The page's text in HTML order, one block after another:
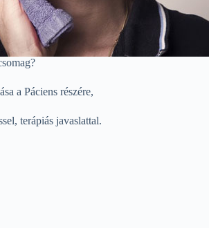
a Páciens részére,
terápiás javaslattal.